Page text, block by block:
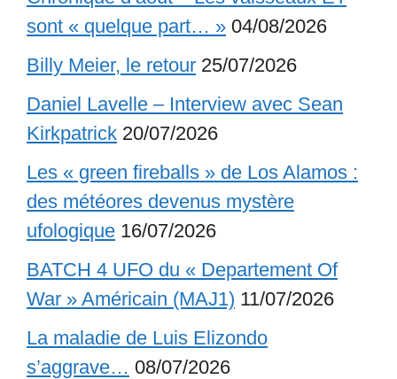
sont « quelque part… » 04/08/2026
Billy Meier, le retour 25/07/2026
Daniel Lavelle – Interview avec Sean
Kirkpatrick 20/07/2026
Les « green fireballs » de Los Alamos :
des météores devenus mystère
ufologique 16/07/2026
BATCH 4 UFO du « Departement Of
War » Américain (MAJ1) 11/07/2026
La maladie de Luis Elizondo
s’aggrave… 08/07/2026